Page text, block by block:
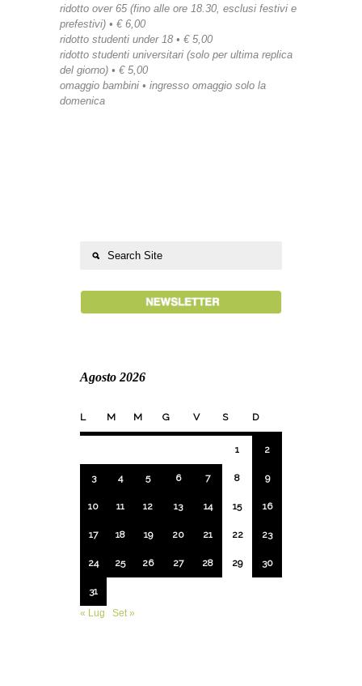
ridotto over 65 (fino alle ore 18.30, esclusi festivi e
prefestivi) • € 6,00
ridotto studenti under 18 • € 5,00
ridotto studenti universitari (solo per ultima replica
del giorno) • € 5,00
omaggio bambini • ingresso omaggio solo la
domenica
Agosto 2026
L M M G V S D
1 2
3 4 5 6 7 8 9
10 11 12 13 14 15 16
17 18 19 20 21 22 23
24 25 26 27 28 29 30
31
« Lug
Set »